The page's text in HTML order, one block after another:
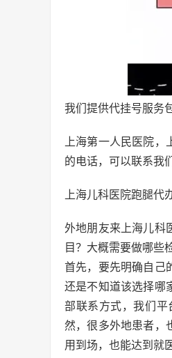
我们提供代挂号服务
上海第一人民医院
的电话，可以联系我
上海儿科医院跑腿代
外地朋友来上海儿科
目？大概需要做哪些
首先，要先明确自己
还是不知道该选择哪
部联系方式，我们平
然，很多外地患者，
用到场，也能达到就